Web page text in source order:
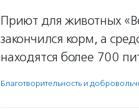
Приют для животных
закончился корм, а
находятся более 700
Благотвори­тель­ность и